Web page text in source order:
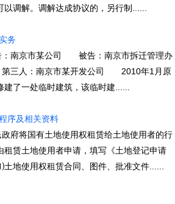
以调解。调解达成协议的，另行制......
务
京市某公司 被告：南京市拆迁管理办
三人：南京市某开发公司 2010年1月原
建了一处临时建筑，该临时建......
序及相关资料
府将国有土地使用权租赁给土地使用者的行
地使用者申请，填写《土地登记申请
用权租赁合同、图件、批准文件......